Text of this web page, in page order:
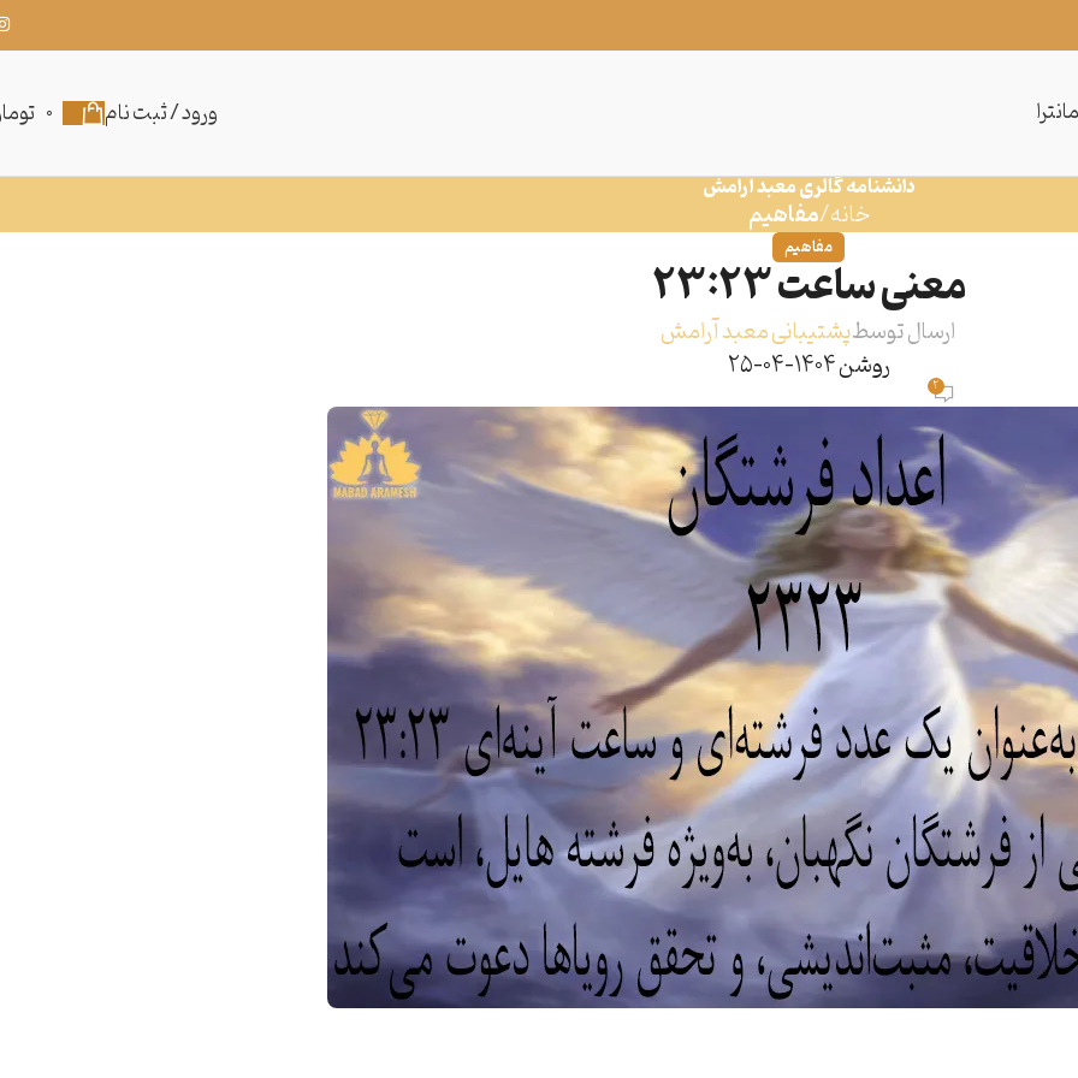
ورود / ثبت نام 0
دانشنامه گالری معبد آرامش
خانه مفاهیم
مفاهیم
معنی ساعت 23:23
ارسال توسطپشتیبانی معبد آرامش
روشن 1404-04-25 2